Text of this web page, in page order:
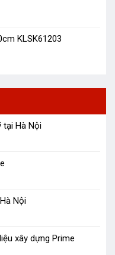
KLSK61203
tại Hà Nội
Nội
xây dựng Prime